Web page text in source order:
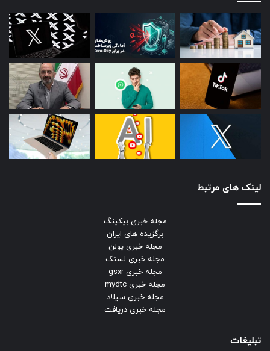
لینک های مرتبط
مجله خبری بیکینگ
برگزیده های ایران
مجله خبری یولن
مجله خبری لستک
مجله خبری gsxr
مجله خبری mydtc
مجله خبری سیلاد
مجله خبری دریافت
تبلیغات